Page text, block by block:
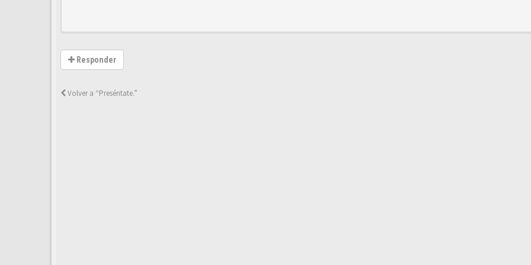
Responder
Volver a “Preséntate.”